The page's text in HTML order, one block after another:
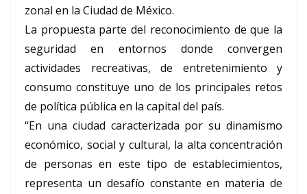
zonal en la Ciudad de México.
La propuesta parte del reconocimiento de que la
seguridad en entornos donde convergen
actividades recreativas, de entretenimiento y
consumo constituye uno de los principales retos
de política pública en la capital del país.
“En una ciudad caracterizada por su dinamismo
económico, social y cultural, la alta concentración
de personas en este tipo de establecimientos,
representa un desafío constante en materia de